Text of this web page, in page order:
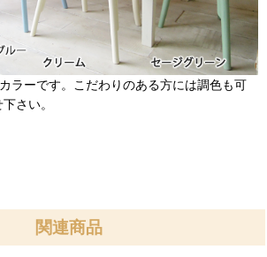
ラーです。こだわりのある方には調色も可
さい。
関連商品